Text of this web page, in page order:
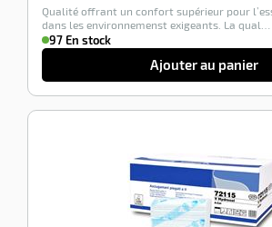
HT
Qualité offrant un confort supérieur pour
dans les environnemenst exigeants. La qual…
97 En stock
Ajouter au panier